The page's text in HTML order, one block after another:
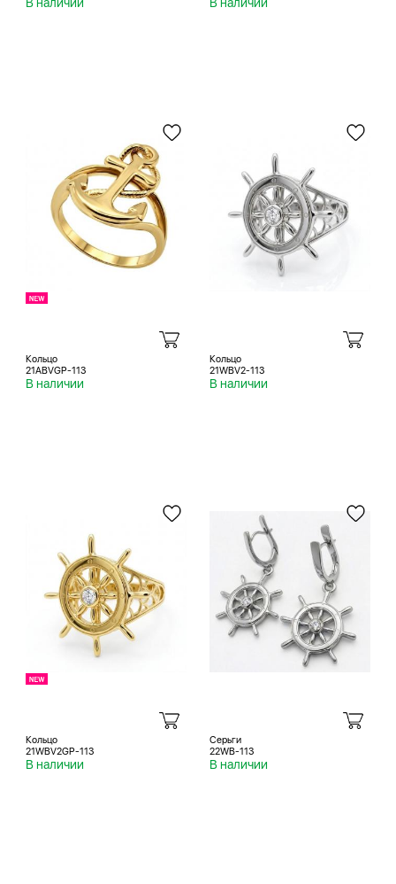
В наличии В наличии
Кольцо
21ABVGP-113
В наличии
Кольцо
21WBV2-113
В наличии
Кольцо
21WBV2GP-113
В наличии
Серьги
22WB-113
В наличии